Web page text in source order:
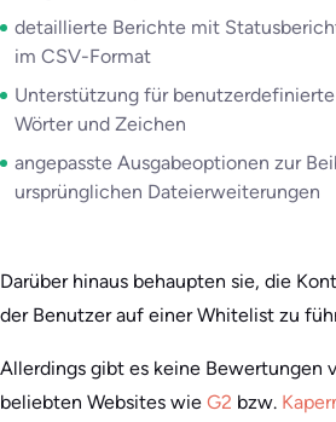
detaillierte Berichte mit
im CSV-Format
Unterstützung für
Wörter und Zeichen
angepasste Ausgabeoptionen zur
ursprünglichen Dateierweiterungen
Darüber hinaus behaupten sie, die
der Benutzer auf einer Whitelist zu
Allerdings gibt es keine Bewertungen
beliebten Websites wie G2 bzw.